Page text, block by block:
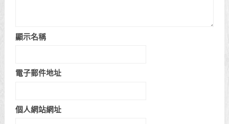
顯示名稱
電子郵件地址
個人網站網址